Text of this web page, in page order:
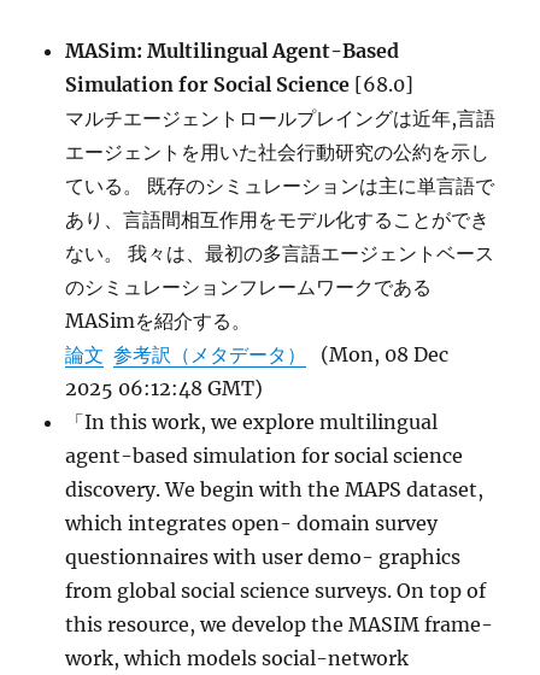
MASim: Multilingual Agent-Based
Simulation for Social Science [68.0]
マルチエージェントロールプレイングは近年,言語
エージェントを用いた社会行動研究の公約を示し
ている。 既存のシミュレーションは主に単言語で
あり、言語間相互作用をモデル化することができ
ない。 我々は、最初の多言語エージェントベース
のシミュレーションフレームワークである
MASimを紹介する。
論文 参考訳（メタデータ）
(Mon, 08 Dec
2025 06:12:48 GMT)
「In this work, we explore multilingual
agent-based simulation for social science
discovery. We begin with the MAPS dataset,
which integrates open- domain survey
questionnaires with user demo- graphics
from global social science surveys. On top of
this resource, we develop the MASIM frame-
work, which models social-network